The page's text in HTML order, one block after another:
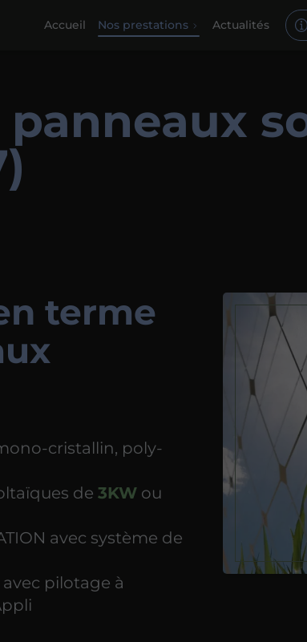
Accueil Nos prestations Actualités
terme
cristallin, poly-
de 3KW ou
avec système de
avec pilotage à